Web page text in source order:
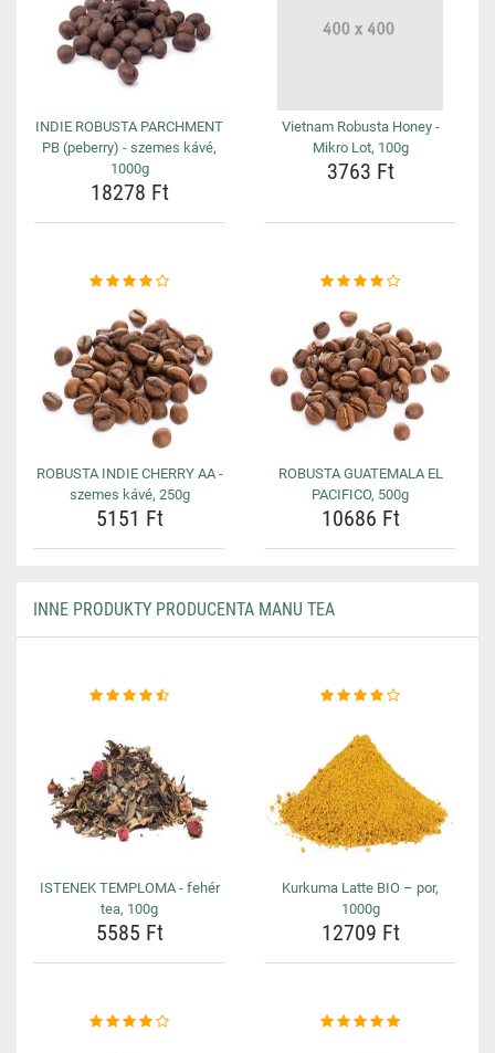
INDIE ROBUSTA PARCHMENT
PB (peberry) - szemes kávé,
1000g
18278 Ft
Vietnam Robusta Honey -
Mikro Lot, 100g
3763 Ft
ROBUSTA INDIE CHERRY AA -
szemes kávé, 250g
5151 Ft
ROBUSTA GUATEMALA EL
PACIFICO, 500g
10686 Ft
INNE PRODUKTY PRODUCENTA MANU TEA
ISTENEK TEMPLOMA - fehér
tea, 100g
5585 Ft
Kurkuma Latte BIO – por,
1000g
12709 Ft